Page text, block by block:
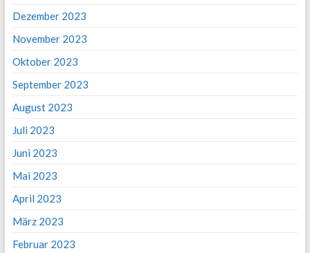
Dezember 2023
November 2023
Oktober 2023
September 2023
August 2023
Juli 2023
Juni 2023
Mai 2023
April 2023
März 2023
Februar 2023